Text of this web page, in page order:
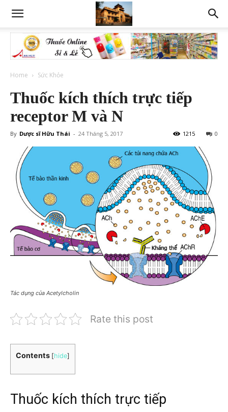
Home Sức Khỏe
Thuốc kích thích trực tiếp
receptor M và N
By Dược sĩ Hữu Thái - 24 Tháng 5, 2017 0
1215
Tác dụng của Acetylcholin
Rate this post
Contents [hide]
Thuốc kích thích trực tiếp